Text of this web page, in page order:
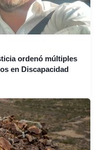
ordenó múltiples
en Discapacidad